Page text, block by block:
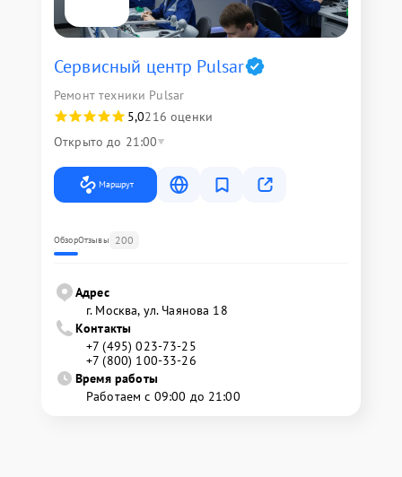
Сервисный центр Pulsar
Ремонт техники Pulsar
5,0216 оценки
Открыто до 21:00
Маршрут
ОбзорОтзывы 200
Адрес
г. Москва, ул. Чаянова 18
Контакты
+7 (495) 023-73-25
+7 (800) 100-33-26
Время работы
Работаем с 09:00 до 21:00